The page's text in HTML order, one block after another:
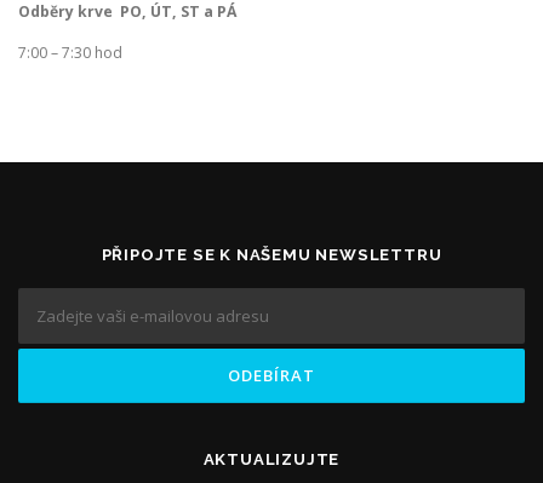
Odběry krve PO, ÚT, ST a PÁ
7:00 – 7:30 hod
PŘIPOJTE SE K NAŠEMU NEWSLETTRU
AKTUALIZUJTE